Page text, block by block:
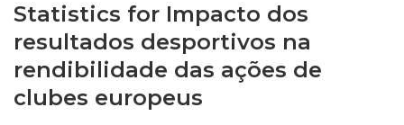
Browse repository
Entities
Statistics for Impacto dos
resultados desportivos na
rendibilidade das ações de
clubes europeus